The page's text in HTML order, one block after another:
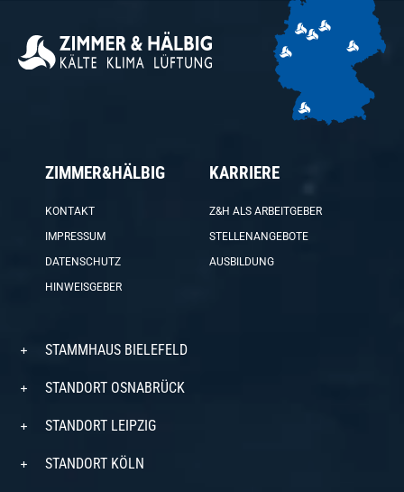
ZIMMER&HÄLBIG
KONTAKT
IMPRESSUM
DATENSCHUTZ
HINWEISGEBER
KARRIERE
Z&H ALS ARBEITGEBER
STELLENANGEBOTE
AUSBILDUNG
STAMMHAUS BIELEFELD
STANDORT OSNABRÜCK
STANDORT LEIPZIG
STANDORT KÖLN